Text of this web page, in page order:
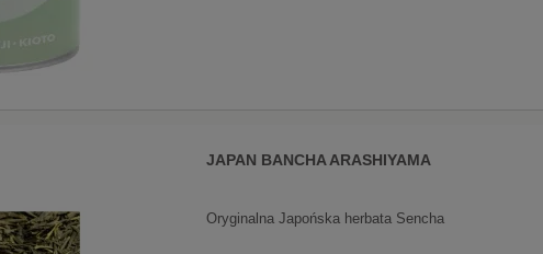
JAPAN BANCHA ARASHIYAMA
Oryginalna Japońska herbata Sencha